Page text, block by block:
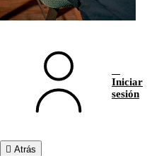
Iniciar
sesión
Atrás